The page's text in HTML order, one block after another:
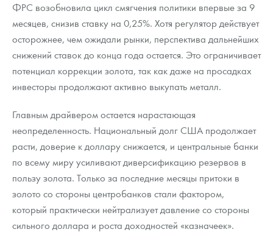
Флот: ледоколы и корабли
Жетоны "Необыкновенные обитатели глубин"
Русская нумизматика
Золотая карманная галерея
Наборы подарочных и коллекционных монет
Монеты и жетоны из недрагоценных металлов
Книги по нумизматике
Политика конфиденциальности
Политика использования Cookies
Положение по обработке и защите персональных данных
ФРС возобновила цикл смягчения политики впервые за 9
месяцев, снизив ставку на 0,25%. Хотя регулятор действует
осторожнее, чем ожидали рынки, перспектива дальнейших
снижений ставок до конца года остается. Это ограничивает
потенциал коррекции золота, так как даже на просадках
инвесторы продолжают активно выкупать металл.
Главным драйвером остается нарастающая
неопределенность. Национальный долг США продолжает
расти, доверие к доллару снижается, и центральные банки
по всему миру усиливают диверсификацию резервов в
пользу золота. Только за последние месяцы притоки в
золото со стороны центробанков стали фактором,
который практически нейтрализует давление со стороны
сильного доллара и роста доходностей «казначеек».